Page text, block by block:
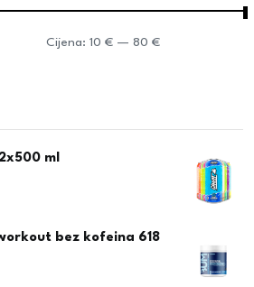
Cijena: 10 €— 80 €
ml
bez kofeina 618